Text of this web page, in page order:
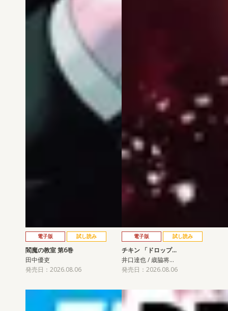
電子版 試し読み
閻魔の教室 第6巻
田中優吏
発売日：2026.08.06
電子版 試し読み
チキン 「ドロップ…
井口達也 / 歳脇将…
発売日：2026.08.06